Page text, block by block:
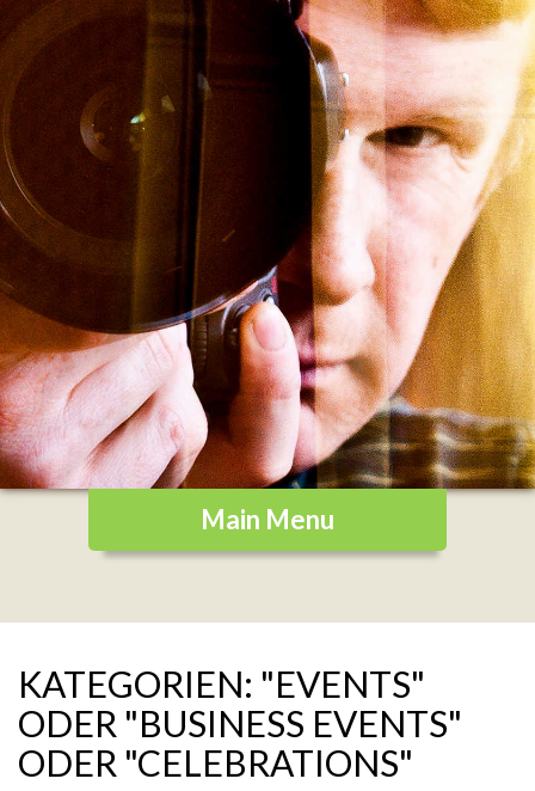
KATEGORIEN: "EVENTS"
ODER "BUSINESS EVENTS"
ODER "CELEBRATIONS"